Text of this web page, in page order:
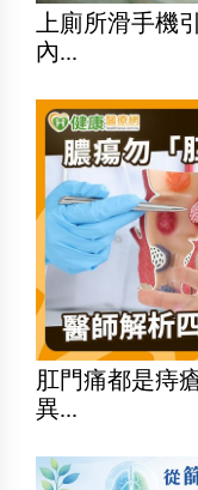
上廁所滑手
內...
肛門痛都是痔
異...